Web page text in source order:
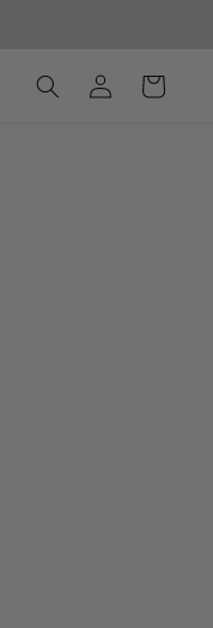
ConnexionPanier